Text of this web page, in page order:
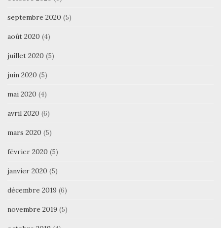
septembre 2020 (5)
août 2020 (4)
juillet 2020 (5)
juin 2020 (5)
mai 2020 (4)
avril 2020 (6)
mars 2020 (5)
février 2020 (5)
janvier 2020 (5)
décembre 2019 (6)
novembre 2019 (5)